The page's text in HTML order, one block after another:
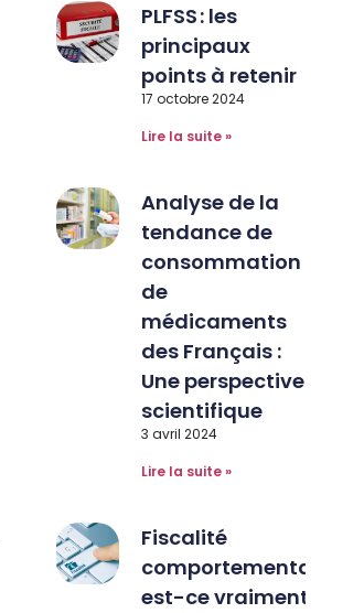
PLFSS : les
principaux
points à retenir
17 octobre 2024
Lire la suite »
Analyse de la
tendance de
consommation
de
médicaments
des Français :
Une perspective
scientifique
3 avril 2024
Lire la suite »
Fiscalité
comportementale :
est-ce vraiment